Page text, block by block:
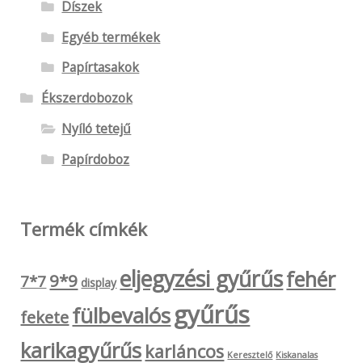
Díszek
Egyéb termékek
Papírtasakok
Ékszerdobozok
Nyíló tetejű
Papírdoboz
Termék címkék
7*79*9 display eljegyzési gyűrűsfehér
feketefülbevalósgyűrűs
karikagyűrűs karláncos Keresztelő Kiskanalas